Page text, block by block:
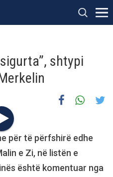
shtypi
për të përfshirë edhe
e Zi, në listën e
është komentuar nga